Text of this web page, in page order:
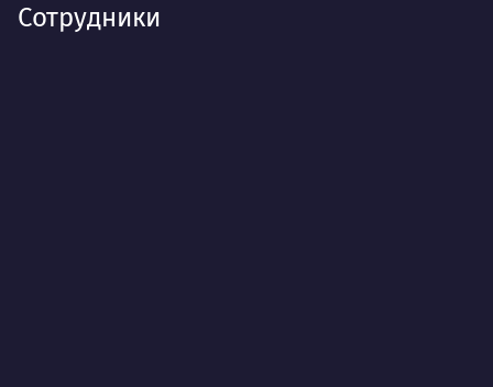
Сотрудники